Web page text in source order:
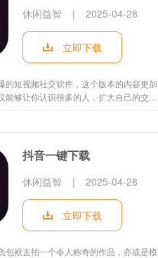
休闲益智 | 2025-04-28
立即下载
的短视频社交软件，这个版本的内容更加
能够让你认识很多的人，扩大自己的交友
抖音一键下载
休闲益智 | 2025-04-28
立即下载
包袱去拍一个令人称奇的作品，亦或是模